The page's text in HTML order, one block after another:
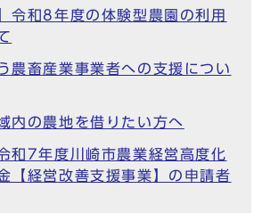
令和8年度の体験型農園の利用
農畜産業事業者への支援につい
内の農地を借りたい方へ
和7年度川崎市農業経営高度化
【経営改善支援事業】の申請者